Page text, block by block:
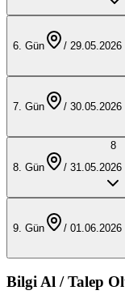
6 . Gün /
7 . Gün /
8
8 . Gün /
9 . Gün /
Bilgi Al / Talep